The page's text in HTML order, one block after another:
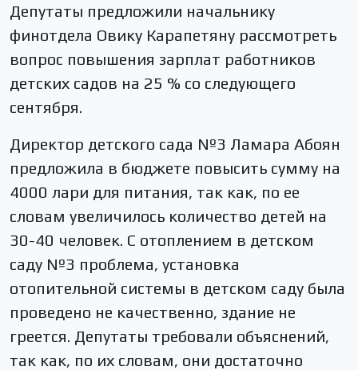
Депутаты предложили начальнику
финотдела Овику Карапетяну рассмотреть
вопрос повышения зарплат работников
детских садов на 25 % со следующего
сентября.
Директор детского сада №3 Ламара Абоян
предложила в бюджете повысить сумму на
4000 лари для питания, так как, по ее
словам увеличилось количество детей на
30-40 человек. С отоплением в детском
саду №3 проблема, установка
отопительной системы в детском саду была
проведено не качественно, здание не
греется. Депутаты требовали объяснений,
так как, по их словам, они достаточно